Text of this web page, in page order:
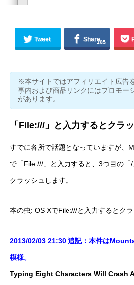
Tweet Share105
※本サイトではアフィリエイト広告
事内および商品リンクにはプロモー
があります。
「File:///」と入力するとクラ
すでに各所で話題となっていますが、
で「File:///」と入力すると、3つ目の「
クラッシュします。
本の虫: OS XでFile:///と入力するとク
2013/02/03 21:30 追記：本件は
模様。
Typing Eight Characters Will Crash